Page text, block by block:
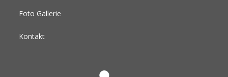
Foto Gallerie
Kontakt